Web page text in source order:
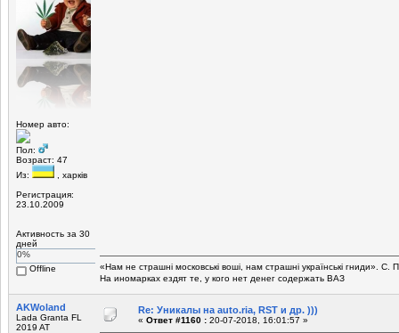
Номер авто:
Пол:
Возраст: 47
Из:
, харків
Регистрация:
23.10.2009
Активность за 30
дней
0%
Offline
«Нам не страшні московські воші, нам страшні українські гниди». C.
На иномарках ездят те, у кого нет денег содержать ВАЗ
AKWoland
Lada Granta FL
2019 AT
Re: Уникалы на auto.ria, RST и др. )))
« Ответ #1160 : 20-07-2018, 16:01:57 »